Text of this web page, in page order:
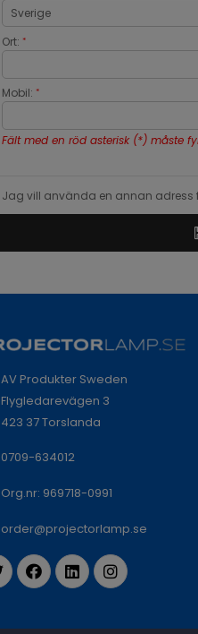
Ort: *
Mobil: *
Fält med en röd asterisk (*) måste
Jag vill använda en annan adress
AV Produkter Sweden
Flygledarevägen 3
423 37 Torslanda
0709-634012
Org.nr: 969718-0991
order@projectorlamp.se